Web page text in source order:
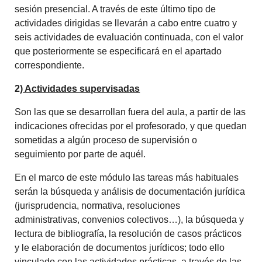
sesión presencial. A través de este último tipo de
actividades dirigidas se llevarán a cabo entre cuatro y
seis actividades de evaluación continuada, con el valor
que posteriormente se especificará en el apartado
correspondiente.
2) Actividades supervisadas
Son las que se desarrollan fuera del aula, a partir de las
indicaciones ofrecidas por el profesorado, y que quedan
sometidas a algún proceso de supervisión o
seguimiento por parte de aquél.
En el marco de este módulo las tareas más habituales
serán la búsqueda y análisis de documentación jurídica
(jurisprudencia, normativa, resoluciones
administrativas, convenios colectivos…), la búsqueda y
lectura de bibliografía, la resolución de casos prácticos
y le elaboración de documentos jurídicos; todo ello